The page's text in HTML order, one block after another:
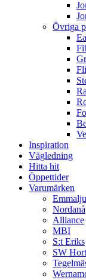
Övriga
Inspiration
Vägledning
Hitta hit
Öppettider
Varumärken
Nordanå
Alliance
MBI
S:t Eriks
SW